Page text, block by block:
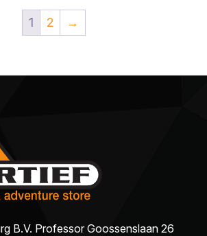
1 2 →
B.V. Professor Goossenslaan 26